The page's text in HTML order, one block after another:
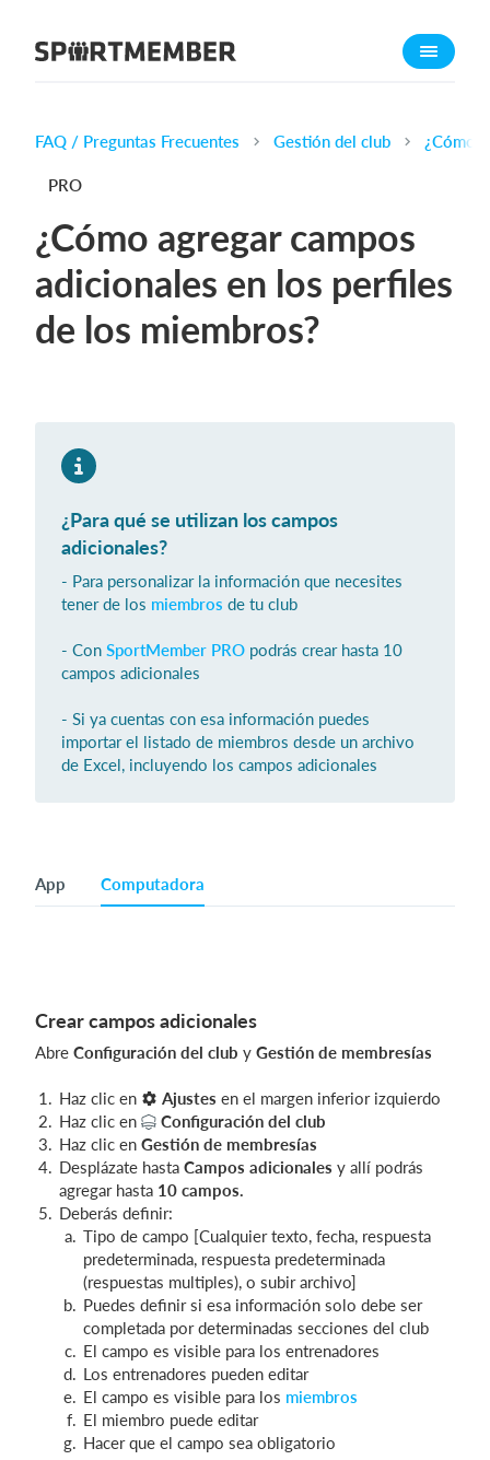
Acerca de SportMember
Calendario
Gestión de pagos
Sitio web
FAQ / Preguntas Frecuentes Gestión del club ¿Cómo
PRO
¿Cómo agregar campos
adicionales en los perfiles
de los miembros?
¿Para qué se utilizan los campos
adicionales?
- Para personalizar la información que necesites
tener de los miembros de tu club
- Con SportMember PRO podrás crear hasta 10
campos adicionales
- Si ya cuentas con esa información puedes
importar el listado de miembros desde un archivo
de Excel, incluyendo los campos adicionales
App Computadora
Crear campos adicionales
Abre Configuración del club y Gestión de membresías
Haz clic en Ajustes en el margen inferior izquierdo
Haz clic en
Configuración del club
Haz clic en Gestión de membresías
Desplázate hasta Campos adicionales y allí podrás
agregar hasta 10 campos.
Deberás definir:
Tipo de campo [Cualquier texto, fecha, respuesta
predeterminada, respuesta predeterminada
(respuestas multiples), o subir archivo]
Puedes definir si esa información solo debe ser
completada por determinadas secciones del club
El campo es visible para los entrenadores
Los entrenadores pueden editar
El campo es visible para los miembros
El miembro puede editar
Hacer que el campo sea obligatorio